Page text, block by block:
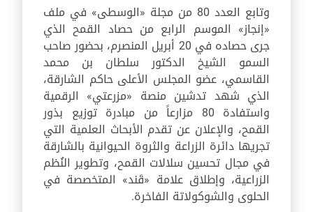
وتابع العدد 80 من مجلة «الوسطى» في ملف
«إنجاز» الموسم الرابع من حصاد القمح الذي
جرى حصاده في 20 أبريل المنصرم، بحضور صاحب
السمو الشيخ الدكتور سلطان بن محمد
القاسمي، عضو المجلس الأعلى حاكم الشارقة،
الذي شهد تدشين منصة «مزرعتي» الرقمية
واستفادة 80 مزارعاً من مبادرة توزيع بذور
القمح، والإعلان عن تقدم الأبحاث العلمية التي
تجريها دائرة الزراعة والثروة الحيوانية بالشارقة
في مجال تحسين سلالات القمح، وتطوير النُظم
الزراعية، وإطلاق علامة «قَند» المتخصصة في
الحلوى والشوكولاتة الفاخرة.